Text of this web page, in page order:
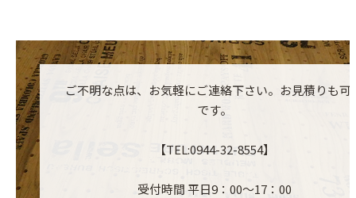
ご不明な点は、お気軽にご連絡下さい。お見積りも可
です。
【TEL:0944-32-8554】
受付時間 平日9：00～17：00